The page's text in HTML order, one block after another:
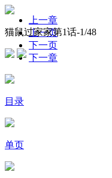
猫鼠过家家第1话-1/48
上一章
上一页
下一页
下一章
目录
单页